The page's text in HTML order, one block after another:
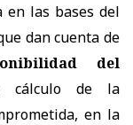
en las bases del
dan cuenta de
del
cálculo de la
en la